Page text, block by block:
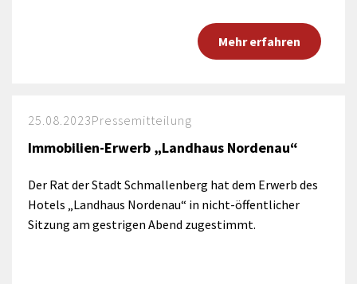
Mehr erfahren
25.08.2023Pressemitteilung
Immobilien-Erwerb „Landhaus Nordenau“
Der Rat der Stadt Schmallenberg hat dem Erwerb des
Hotels „Landhaus Nordenau“ in nicht-öffentlicher
Sitzung am gestrigen Abend zugestimmt.